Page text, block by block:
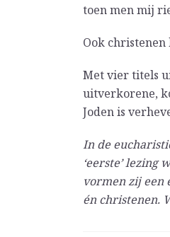
toen men mij
Ook christenen
Met vier titels
uitverkorene,
Joden is
In de
‘eerste’
vormen zij een
én christenen.